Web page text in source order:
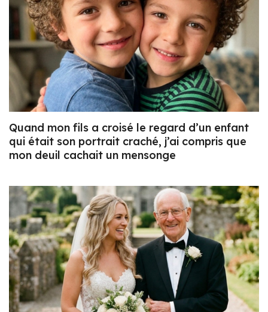
Quand mon fils a croisé le regard d’un enfant
qui était son portrait craché, j’ai compris que
mon deuil cachait un mensonge